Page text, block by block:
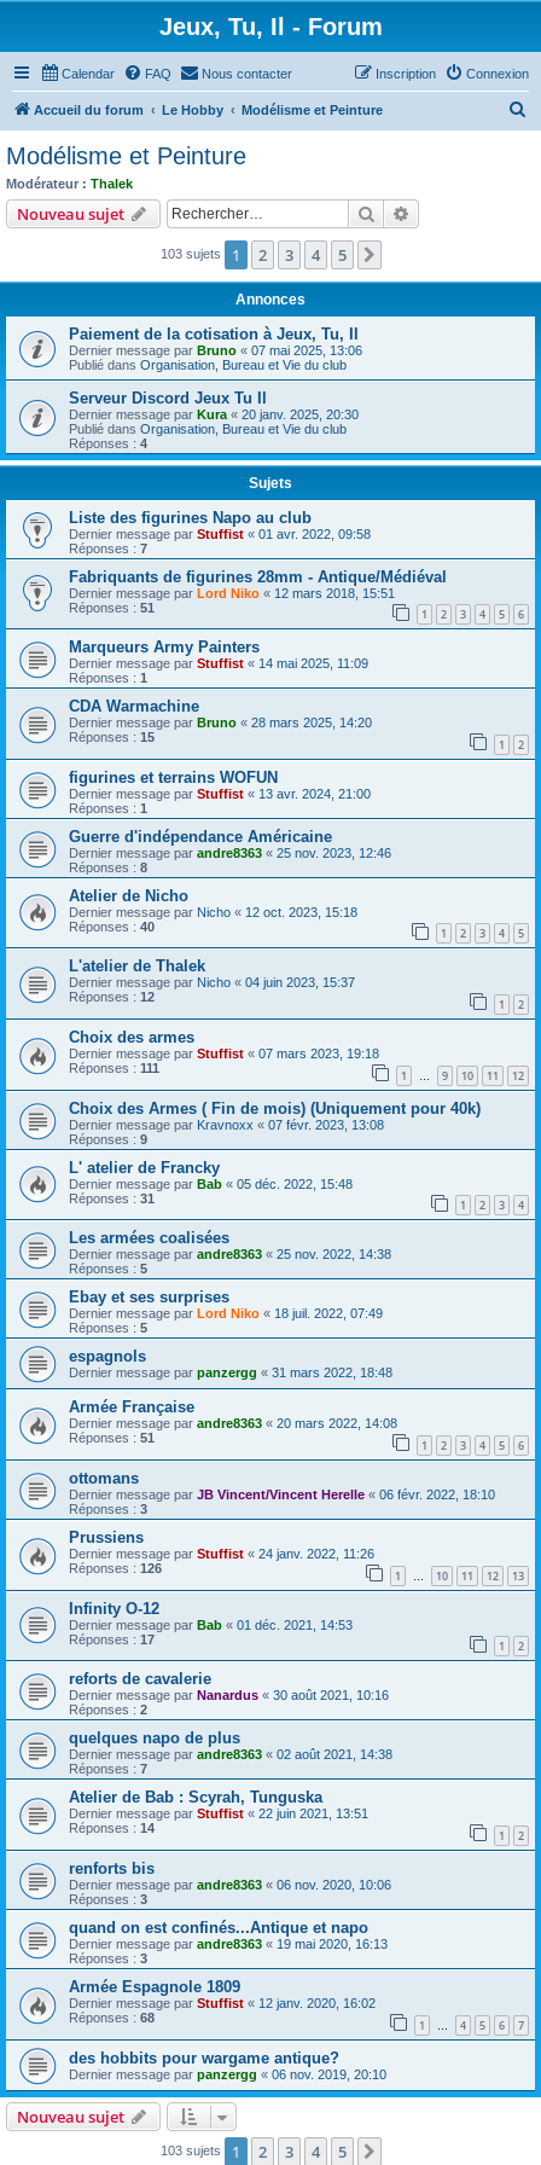
Jeux, Tu, Il - Forum
Calendar FAQ Nous contacter Connexion
Inscription
Accueil du forum Le Hobby Modélisme et Peinture
c
Modélisme et Peinture
Modérateur : Thalek
Nouveau sujet Rechercher
103 sujets 1 2 3 4 5
Annonces
Paiement de la cotisation à Jeux, Tu, Il
Dernier message par Bruno « 07 mai 2025, 13:06
Publié dans Organisation, Bureau et Vie du club
Serveur Discord Jeux Tu Il
Dernier message par Kura « 20 janv. 2025, 20:30
Publié dans Organisation, Bureau et Vie du club
Réponses : 4
Sujets
Liste des figurines Napo au club
Dernier message par Stuffist « 01 avr. 2022, 09:58
Réponses : 7
Fabriquants de figurines 28mm - Antique/Médiéval
Dernier message par Lord Niko « 12 mars 2018, 15:51
Réponses : 51 1 2 3 4 5 6
Marqueurs Army Painters
Dernier message par Stuffist « 14 mai 2025, 11:09
Réponses : 1
CDA Warmachine
Dernier message par Bruno « 28 mars 2025, 14:20
Réponses : 15 1 2
figurines et terrains WOFUN
Dernier message par Stuffist « 13 avr. 2024, 21:00
Réponses : 1
Guerre d'indépendance Américaine
Dernier message par andre8363 « 25 nov. 2023, 12:46
Réponses : 8
Atelier de Nicho
Dernier message par Nicho « 12 oct. 2023, 15:18
Réponses : 40 1 2 3 4 5
L'atelier de Thalek
Dernier message par Nicho « 04 juin 2023, 15:37
Réponses : 12 1 2
Choix des armes
Dernier message par Stuffist « 07 mars 2023, 19:18
Réponses : 111 1 … 9 10 11 12
Choix des Armes ( Fin de mois) (Uniquement pour 40k)
Dernier message par Kravnoxx « 07 févr. 2023, 13:08
Réponses : 9
L' atelier de Francky
Dernier message par Bab « 05 déc. 2022, 15:48
Réponses : 31 1 2 3 4
Les armées coalisées
Dernier message par andre8363 « 25 nov. 2022, 14:38
Réponses : 5
Ebay et ses surprises
Dernier message par Lord Niko « 18 juil. 2022, 07:49
Réponses : 5
espagnols
Dernier message par panzergg « 31 mars 2022, 18:48
Armée Française
Dernier message par andre8363 « 20 mars 2022, 14:08
Réponses : 51 1 2 3 4 5 6
ottomans
Dernier message par JB Vincent/Vincent Herelle « 06 févr. 2022, 18:10
Réponses : 3
Prussiens
Dernier message par Stuffist « 24 janv. 2022, 11:26
Réponses : 126 1 … 10 11 12 13
Infinity O-12
Dernier message par Bab « 01 déc. 2021, 14:53
Réponses : 17 1 2
reforts de cavalerie
Dernier message par Nanardus « 30 août 2021, 10:16
Réponses : 2
quelques napo de plus
Dernier message par andre8363 « 02 août 2021, 14:38
Réponses : 7
Atelier de Bab : Scyrah, Tunguska
Dernier message par Stuffist « 22 juin 2021, 13:51
Réponses : 14 1 2
renforts bis
Dernier message par andre8363 « 06 nov. 2020, 10:06
Réponses : 3
quand on est confinés...Antique et napo
Dernier message par andre8363 « 19 mai 2020, 16:13
Réponses : 3
Armée Espagnole 1809
Dernier message par Stuffist « 12 janv. 2020, 16:02
Réponses : 68 1 … 4 5 6 7
des hobbits pour wargame antique?
Dernier message par panzergg « 06 nov. 2019, 20:10
Nouveau sujet
103 sujets 1 2 3 4 5